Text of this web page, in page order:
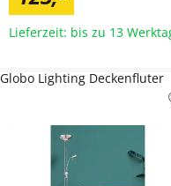
Lieferzeit: bis zu 13
Globo Lighting Deckenfluter